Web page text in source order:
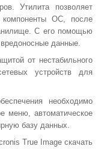
Утилита позволяет
компоненты ОС, после
С его помощью
данные.
от нестабильного
устройств для
необходимо
меню, автоматическое
базу данных.
True Image скачать